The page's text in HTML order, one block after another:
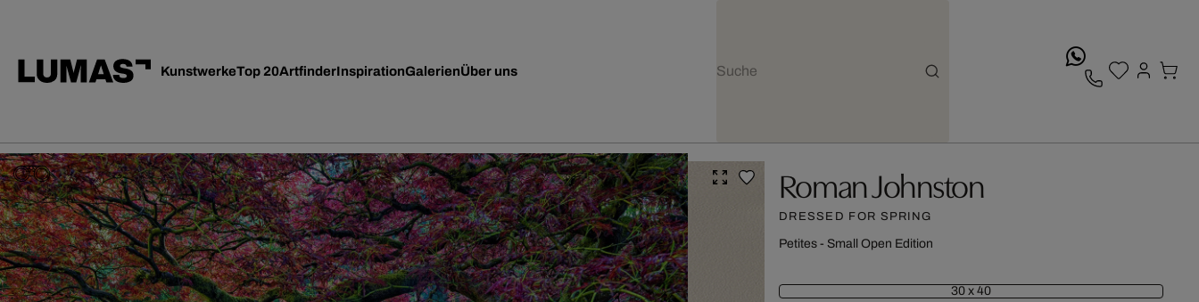
KunstwerkeTop 20ArtfinderInspirationGalerienÜber uns
Roman Johnston
DRESSED FOR SPRING
Petites - Small Open Edition
30 x 40